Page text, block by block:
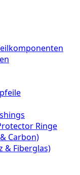
Ringe
Carbon)
& Fiberglas)